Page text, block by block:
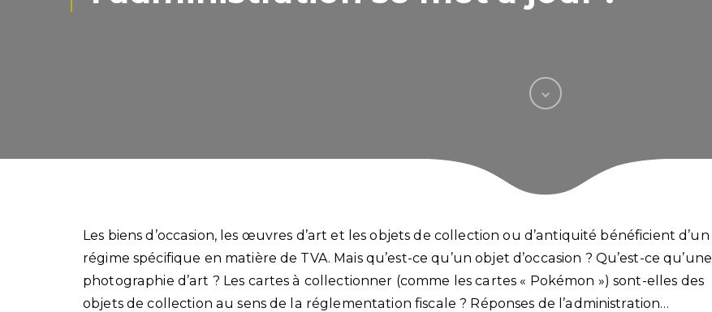
Les biens d’occasion, les œuvres d’art et les objets de collection ou d’antiquité bénéficient d’un
régime spécifique en matière de TVA. Mais qu’est-ce qu’un objet d’occasion ? Qu’est-ce qu’une
photographie d’art ? Les cartes à collectionner (comme les cartes « Pokémon ») sont-elles des
objets de collection au sens de la réglementation fiscale ? Réponses de l’administration…